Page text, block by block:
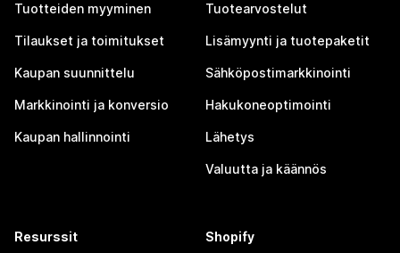
Tuotteiden myyminen
Tilaukset ja toimitukset
Kaupan suunnittelu
Markkinointi ja konversio
Kaupan hallinnointi
Tuotearvostelut
Lisämyynti ja tuotepaketit
Sähköpostimarkkinointi
Hakukoneoptimointi
Lähetys
Valuutta ja käännös
Resurssit Shopify